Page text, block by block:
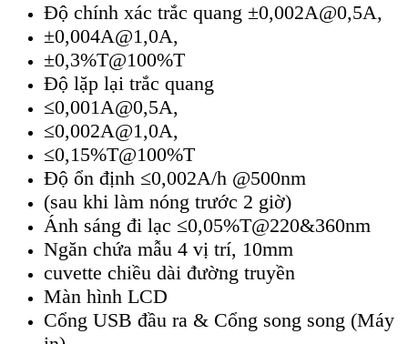
Độ chính xác trắc quang ±0,002A@0,5A,
±0,004A@1,0A,
±0,3%T@100%T
Độ lặp lại trắc quang
≤0,001A@0,5A,
≤0,002A@1,0A,
≤0,15%T@100%T
Độ ổn định ≤0,002A/h @500nm
(sau khi làm nóng trước 2 giờ)
Ánh sáng đi lạc ≤0,05%T@220&360nm
Ngăn chứa mẫu 4 vị trí, 10mm
cuvette chiều dài đường truyền
Màn hình LCD
Cổng USB đầu ra & Cổng song song (Máy